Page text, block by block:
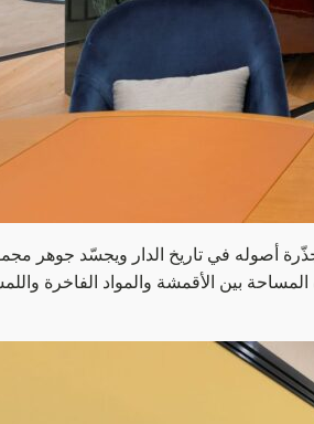
أصوله في تاريخ الدار ويجسّد جوهر
بين الأقمشة والمواد الفاخرة